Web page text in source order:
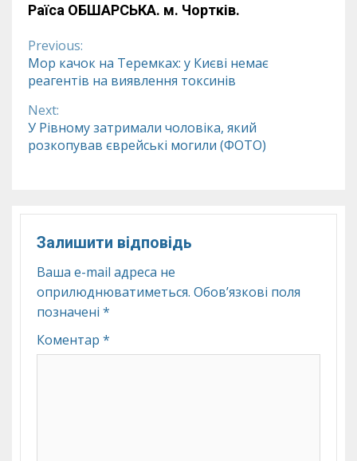
Раїса ОБШАРСЬКА. м. Чортків.
Continue
Reading
Previous:
Мор качок на Теремках: у Києві немає
реагентів на виявлення токсинів
Next:
У Рівному затримали чоловіка, який
розкопував єврейські могили (ФОТО)
Залишити відповідь
Ваша e-mail адреса не
оприлюднюватиметься. Обов’язкові поля
позначені *
Коментар *